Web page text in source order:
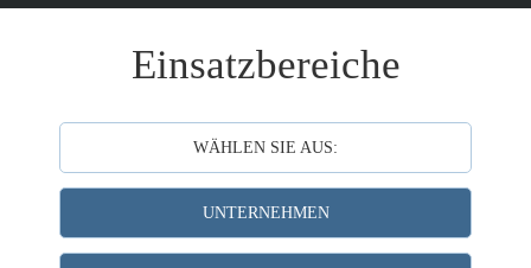
Einsatzbereiche
WÄHLEN SIE AUS:
UNTERNEHMEN